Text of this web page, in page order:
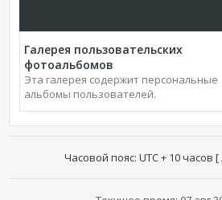
Галерея пользовательских
фотоальбомов
Эта галерея содержит персональные
альбомы пользователей.
Часовой пояс: UTC + 10 часов